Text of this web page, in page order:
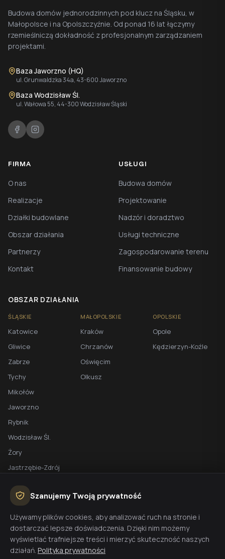
Budowa domów jednorodzinnych pod klucz na Śląsku, w
Małopolsce i na Opolszczyźnie. Od ponad 16 lat łączymy
rzemieślniczą dokładność z profesjonalnym zarządzaniem
projektami.
Baza Jaworzno (HQ)
ul. Grunwaldzka 34a, 43-600 Jaworzno
Baza Wodzisław Śl.
ul. Wałowa 55, 44-300 Wodzisław Śląski
FIRMA
O nas
Realizacje
Działki budowlane
Obszar działania
Partnerzy
Kontakt
USŁUGI
Budowa domów
Projektowanie
Nadzór i doradztwo
Usługi techniczne
Zagospodarowanie terenu
Finansowanie budowy
OBSZAR DZIAŁANIA
ŚLĄSKIE
Katowice
Gliwice
Zabrze
Tychy
Mikołów
Jaworzno
Rybnik
Wodzisław Śl.
Żory
Jastrzębie-Zdrój
MAŁOPOLSKIE
Kraków
Chrzanów
Oświęcim
Olkusz
OPOLSKIE
Opole
Kędzierzyn-Koźle
BEZPŁATNA WYCENA
Planujesz budowę domu? Skontaktuj się z nami - przygotujemy
wycenę w 48h.
Szanujemy Twoją prywatność
Używamy plików cookies, aby analizować ruch na stronie i
dostarczać lepsze doświadczenia. Dzięki nim możemy
wyświetlać trafniejsze treści i mierzyć skuteczność naszych
działań. Polityka prywatności